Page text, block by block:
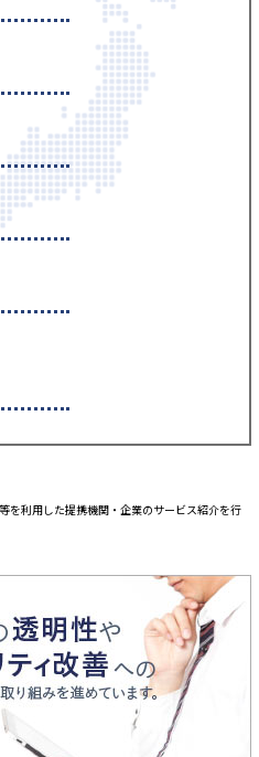
を利用した提携機関・企業のサービス紹介を行